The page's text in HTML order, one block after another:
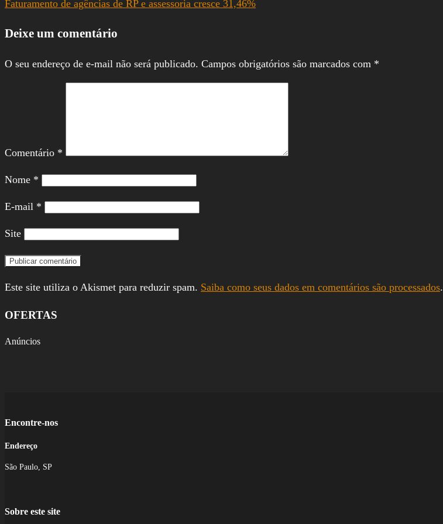
Faturamento de agências de RP e assessoria cresce 31,46%
Deixe um comentário
O seu endereço de e-mail não será publicado. Campos obrigatórios são marcados com *
Comentário *
Nome *
E-mail *
Site
Este site utiliza o Akismet para reduzir spam. Saiba como seus dados em comentários são processados.
OFERTAS
Anúncios
Encontre-nos
Endereço
São Paulo, SP
Sobre este site